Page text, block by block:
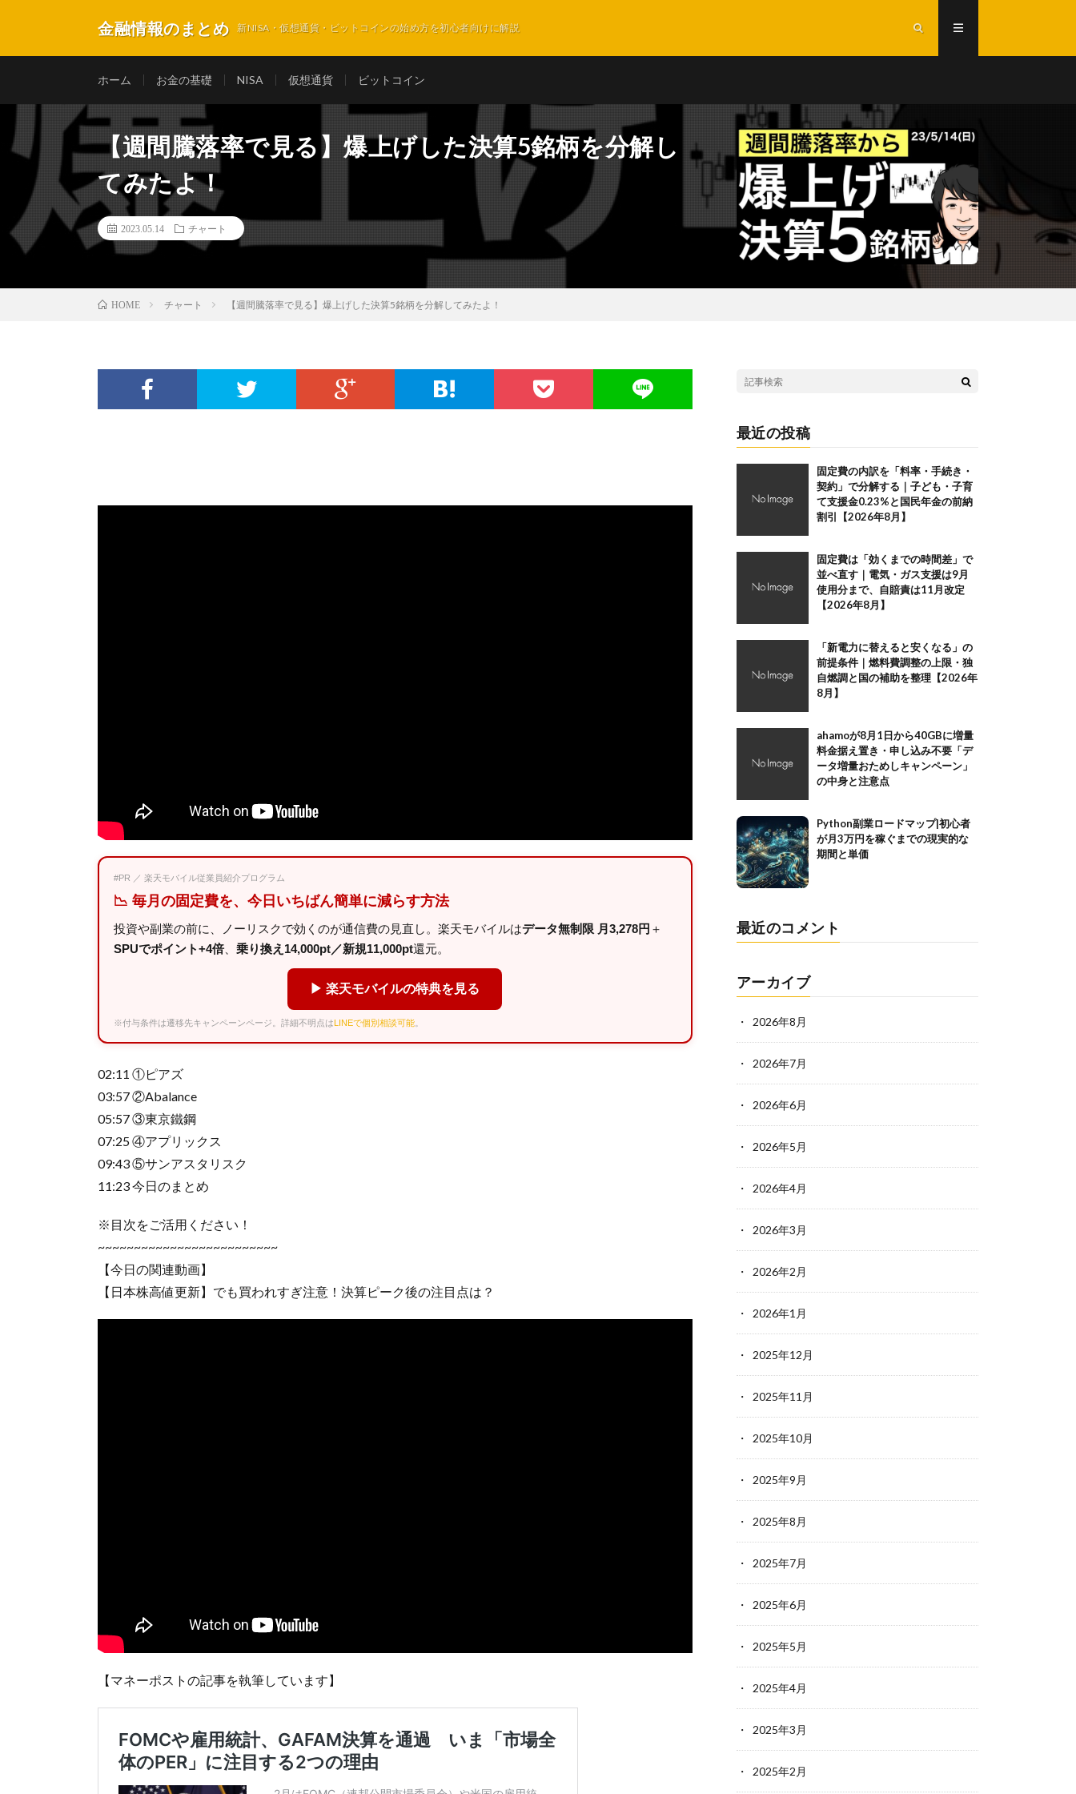
金融情報のまとめ 新NISA・仮想通貨・ビットコインの始め方を初心者向けに解説
ホーム お金の基礎 NISA 仮想通貨 ビットコイン
【週間騰落率で見る】爆上げした決算5銘柄を分解し
てみたよ！
2023.05.14 チャート
HOME チャート 【週間騰落率で見る】爆上げした決算5銘柄を分解してみたよ！
#PR ／ 楽天モバイル従業員紹介プログラム
📉 毎月の固定費を、今日いちばん簡単に減らす方法
投資や副業の前に、ノーリスクで効くのが通信費の見直し。楽天モバイルはデータ無制限 月3,278円 ＋
SPUでポイント+4倍
乗り換え14,000pt／新規11,000pt還元。
▶ 楽天モバイルの特典を見る
※付与条件は遷移先キャンペーンページ。詳細不明点はLINEで個別相談可能
02:11 ①ピアズ
03:57 ②Abalance
05:57 ③東京鐵鋼
07:25 ④アプリックス
09:43 ⑤サンアスタリスク
11:23 今日のまとめ
※目次をご活用ください！
~~~~~~~~~~~~~~~~~~~~~~~~~
【今日の関連動画】
【日本株高値更新】でも買われすぎ注意！決算ピーク後の注目点は？
【マネーポストの記事を執筆しています】
最近の投稿
固定費の内訳を「料率・手続き・
契約」で分解する｜子ども・子育
て支援金0.23%と国民年金の前納
割引【2026年8月】
固定費は「効くまでの時間差」で
並べ直す｜電気・ガス支援は9月
使用分まで、自賠責は11月改定
【2026年8月】
「新電力に替えると安くなる」の
前提条件｜燃料費調整の上限・独
自燃調と国の補助を整理【2026年
8月】
ahamoが8月1日から40GBに増量
料金据え置き・申し込み不要「デ
ータ増量おためしキャンペーン」
の中身と注意点
Python副業ロードマップ|初心者
が月3万円を稼ぐまでの現実的な
期間と単価
最近のコメント
アーカイブ
2026年8月
2026年7月
2026年6月
2026年5月
2026年4月
2026年3月
2026年2月
2026年1月
2025年12月
2025年11月
2025年10月
2025年9月
2025年8月
2025年7月
2025年6月
2025年5月
2025年4月
2025年3月
2025年2月